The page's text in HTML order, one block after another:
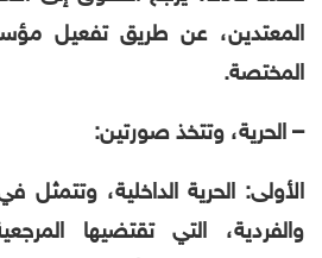
المعتدين، عن طريق تفعيل
المختصة.
– الحرية، وتتخذ صورتين:
الأولى: الحرية الداخلية، وتتمثل
والفردية، التي تقتضيها